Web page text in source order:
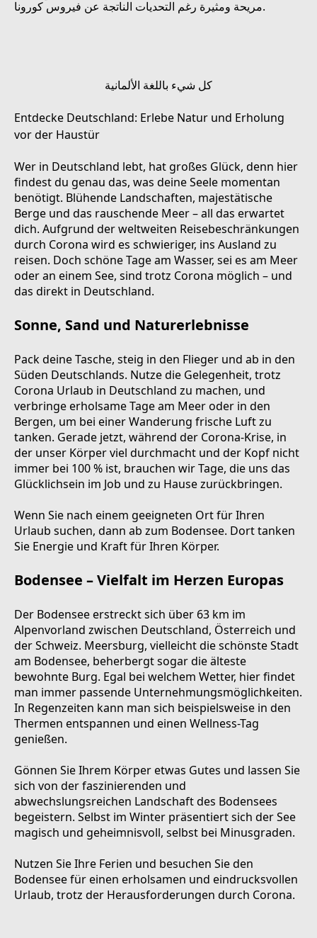
مريحة ومثيرة رغم التحديات الناتجة عن فيروس كورونا.
كل شيء باللغة الألمانية
Entdecke Deutschland: Erlebe Natur und Erholung
vor der Haustür
Wer in Deutschland lebt, hat großes Glück, denn hier
findest du genau das, was deine Seele momentan
benötigt. Blühende Landschaften, majestätische
Berge und das rauschende Meer – all das erwartet
dich. Aufgrund der weltweiten Reisebeschränkungen
durch Corona wird es schwieriger, ins Ausland zu
reisen. Doch schöne Tage am Wasser, sei es am Meer
oder an einem See, sind trotz Corona möglich – und
das direkt in Deutschland.
Sonne, Sand und Naturerlebnisse
Pack deine Tasche, steig in den Flieger und ab in den
Süden Deutschlands. Nutze die Gelegenheit, trotz
Corona Urlaub in Deutschland zu machen, und
verbringe erholsame Tage am Meer oder in den
Bergen, um bei einer Wanderung frische Luft zu
tanken. Gerade jetzt, während der Corona-Krise, in
der unser Körper viel durchmacht und der Kopf nicht
immer bei 100 % ist, brauchen wir Tage, die uns das
Glücklichsein im Job und zu Hause zurückbringen.
Wenn Sie nach einem geeigneten Ort für Ihren
Urlaub suchen, dann ab zum Bodensee. Dort tanken
Sie Energie und Kraft für Ihren Körper.
Bodensee – Vielfalt im Herzen Europas
Der Bodensee erstreckt sich über 63 km im
Alpenvorland zwischen Deutschland, Österreich und
der Schweiz. Meersburg, vielleicht die schönste Stadt
am Bodensee, beherbergt sogar die älteste
bewohnte Burg. Egal bei welchem Wetter, hier findet
man immer passende Unternehmungsmöglichkeiten.
In Regenzeiten kann man sich beispielsweise in den
Thermen entspannen und einen Wellness-Tag
genießen.
Gönnen Sie Ihrem Körper etwas Gutes und lassen Sie
sich von der faszinierenden und
abwechslungsreichen Landschaft des Bodensees
begeistern. Selbst im Winter präsentiert sich der See
magisch und geheimnisvoll, selbst bei Minusgraden.
Nutzen Sie Ihre Ferien und besuchen Sie den
Bodensee für einen erholsamen und eindrucksvollen
Urlaub, trotz der Herausforderungen durch Corona.